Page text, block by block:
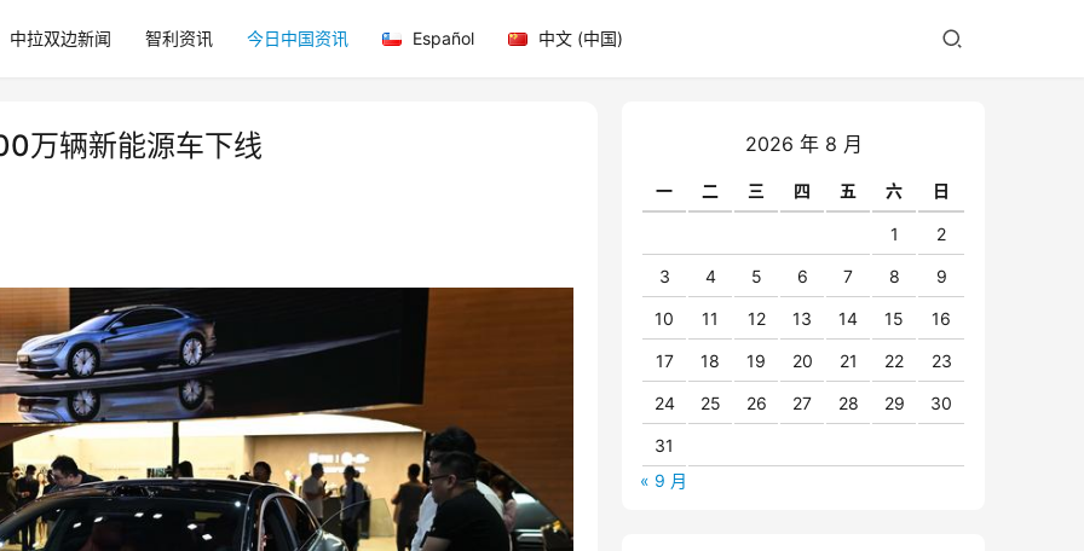
中拉双边新闻 智利资讯 今日中国资讯 Español 中文 (中国)
万辆新能源车下线 2026 年 8 月
一 二 三 四 五 六 日
1 2
3 4 5 6 7 8 9
10 11 12 13 14 15 16
17 18 19 20 21 22 23
24 25 26 27 28 29 30
31
« 9 月